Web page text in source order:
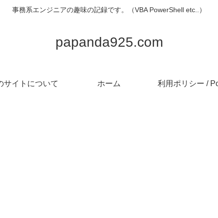
事務系エンジニアの趣味の記録です。（VBA PowerShell etc..）
papanda925.com
サイトについて ホーム 利用ポリシー /